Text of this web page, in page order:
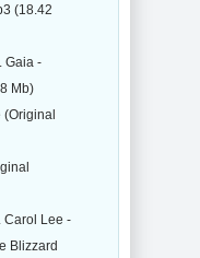
(18.42
Gaia -
Mb)
Carol Lee -
Blizzard